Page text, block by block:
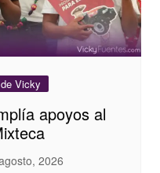
Vicky
apoyos al
2026